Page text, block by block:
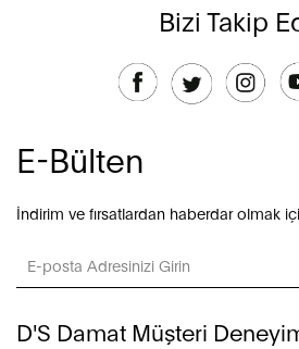
Bizi Takip
E-Bülten
İndirim ve fırsatlardan haberdar olmak
D'S Damat Müşteri